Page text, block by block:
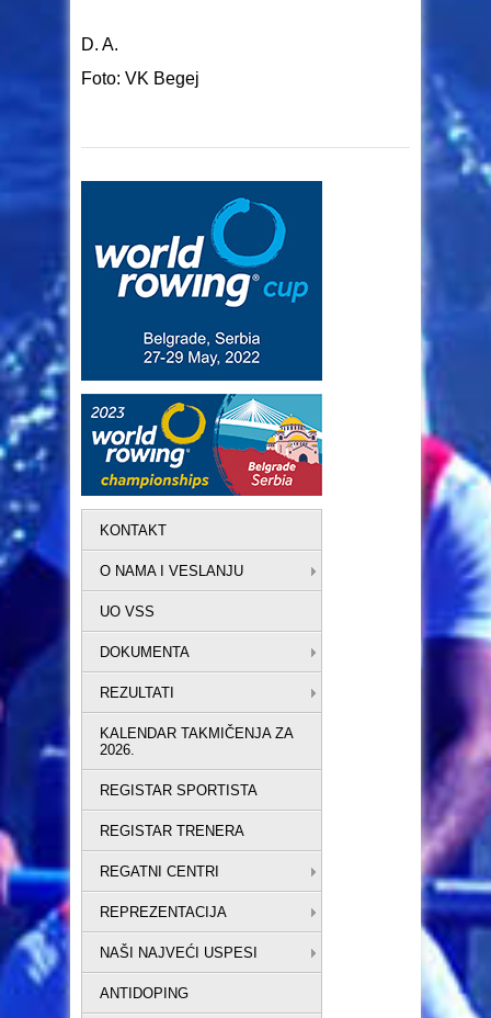
D. A.
Foto: VK Begej
KONTAKT
O NAMA I VESLANJU
UO VSS
DOKUMENTA
REZULTATI
KALENDAR TAKMIČENJA ZA
2026.
REGISTAR SPORTISTA
REGISTAR TRENERA
REGATNI CENTRI
REPREZENTACIJA
NAŠI NAJVEĆI USPESI
ANTIDOPING